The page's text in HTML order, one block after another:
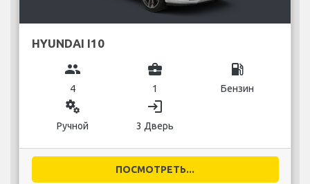
HYUNDAI I10
group
4
business_center
1
local_gas_station
Бензин
miscellaneous_services
Ручной
login
3 Дверь
ПОСМОТРЕТЬ...